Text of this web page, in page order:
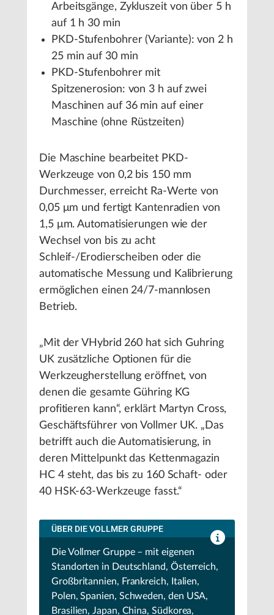
Arbeitsgänge, Zykluszeit von über 5 h
auf 1 h 30 min
PKD-Stufenbohrer (Variante): von 2 h
25 min auf 30 min
PKD-Stufenbohrer mit
Spitzenerosion: von 3 h auf zwei
Maschinen auf 36 min auf einer
Maschine (ohne Rüstzeiten)
Die Maschine bearbeitet PKD-
Werkzeuge von 0,2 bis 150 mm
Durchmesser, erreicht Ra-Werte von
0,05 μm und fertigt Kantenradien von
1,5 μm. Automatisierungen wie der
Wechsel von bis zu acht
Schleif-/Erodierscheiben oder die
automatische Messung und Kalibrierung
ermöglichen einen 24/7-mannlosen
Betrieb.
„Mit der VHybrid 260 hat sich Guhring
UK zusätzliche Optionen für die
Werkzeugherstellung eröffnet, von
denen die gesamte Gühring KG
profitieren kann“, erklärt Martyn Cross,
Geschäftsführer von Vollmer UK. „Das
betrifft auch die Automatisierung, in
deren Mittelpunkt das Kettenmagazin
HC 4 steht, das bis zu 160 Schaft- oder
40 HSK-63-Werkzeuge fasst.“
ÜBER DIE VOLLMER GRUPPE
Die Vollmer Gruppe – mit eigenen
Standorten in Deutschland, Österreich,
Großbritannien, Frankreich, Italien,
Polen, Spanien, Schweden, den USA,
Brasilien, Japan, China, Südkorea,